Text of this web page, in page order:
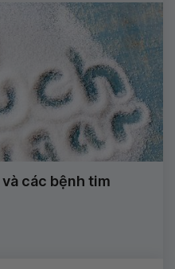
các bệnh tim